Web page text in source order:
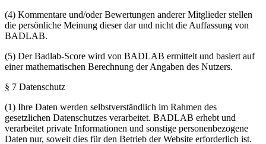
(4) Kommentare und/oder Bewertungen anderer Mitglieder stellen
die persönliche Meinung dieser dar und nicht die Auffassung von
BADLAB.
(5) Der Badlab-Score wird von BADLAB ermittelt und basiert auf
einer mathematischen Berechnung der Angaben des Nutzers.
§ 7 Datenschutz
(1) Ihre Daten werden selbstverständlich im Rahmen des
gesetzlichen Datenschutzes verarbeitet. BADLAB erhebt und
verarbeitet private Informationen und sonstige personenbezogene
Daten nur, soweit dies für den Betrieb der Website erforderlich ist.